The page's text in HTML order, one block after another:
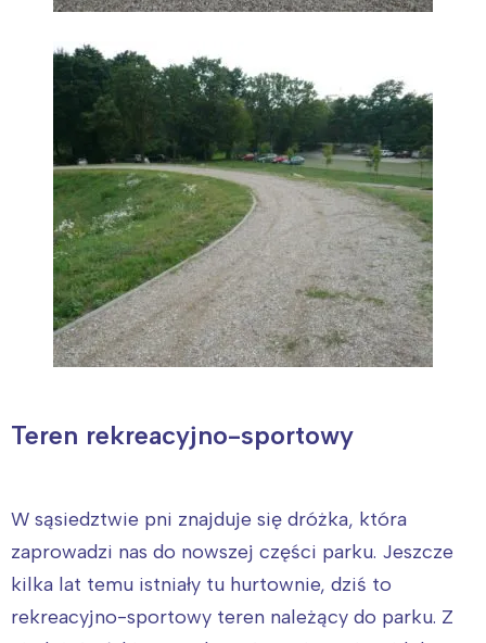
Teren rekreacyjno-sportowy
W sąsiedztwie pni znajduje się dróżka, która
zaprowadzi nas do nowszej części parku. Jeszcze
kilka lat temu istniały tu hurtownie, dziś to
rekreacyjno-sportowy teren należący do parku. Z